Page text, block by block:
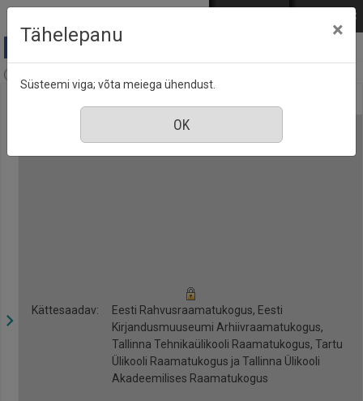
Mine põhisisu juurde
РУС
Kättesaadav:
Eesti Rahvusraamatukogus, Eesti
Kirjandusmuuseumi Arhiivraamatukogus,
Tallinna Tehnikaülikooli Raamatukogus, Tartu
Ülikooli Raamatukogus ja Tallinna Ülikooli
Akadeemilises Raamatukogus
Tähelepanu ×
Süsteemi viga; võta meiega ühendust.